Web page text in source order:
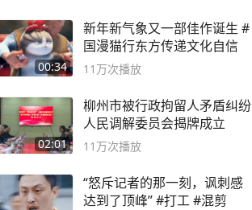
00:34
新年新气象又一部佳作诞生 #
国漫猫行东方传递文化自信
11万次播放
02:01
柳州市被行政拘留人矛盾纠纷
人民调解委员会揭牌成立
11万次播放
“怒斥记者的那一刻，讽刺感
达到了顶峰” #打工 #混剪